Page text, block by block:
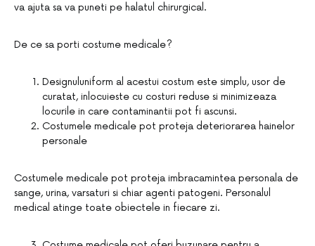
va ajuta sa va puneti pe halatul chirurgical.
De ce sa porti costume medicale?
Designuluniform al acestui costum este simplu, usor de
curatat, inlocuieste cu costuri reduse si minimizeaza
locurile in care contaminantii pot fi ascunsi.
Costumele medicale pot proteja deteriorarea hainelor
personale
Costumele medicale pot proteja imbracamintea personala de
sange, urina, varsaturi si chiar agenti patogeni. Personalul
medical atinge toate obiectele in fiecare zi.